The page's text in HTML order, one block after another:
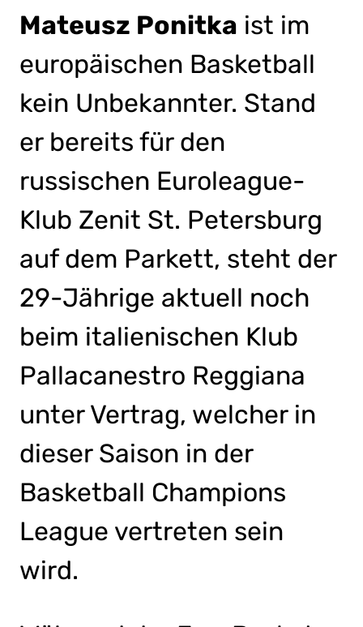
Mateusz Ponitka ist im
europäischen Basketball
kein Unbekannter. Stand
er bereits für den
russischen Euroleague-
Klub Zenit St. Petersburg
auf dem Parkett, steht der
29-Jährige aktuell noch
beim italienischen Klub
Pallacanestro Reggiana
unter Vertrag, welcher in
dieser Saison in der
Basketball Champions
League vertreten sein
wird.